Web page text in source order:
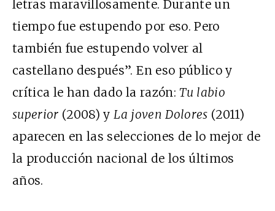
letras maravillosamente. Durante un
tiempo fue estupendo por eso. Pero
también fue estupendo volver al
castellano después”. En eso público y
crítica le han dado la razón:Tu labio
superior (2008) yLa joven Dolores (2011)
aparecen en las selecciones de lo mejor de
la producción nacional de los últimos
años.